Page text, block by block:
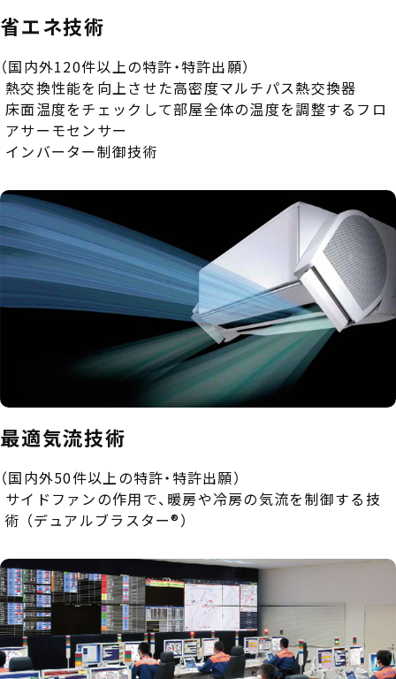
電子公告
採用
情報セキュリティ
広告宣伝・スポンサー
イベント
キャンペーン
プレゼント企画
カムバック採用
選考プロセス
よくあるご質問
勤務条件
省エネ技術
（国内外120件以上の特許・特許出願）
熱交換性能を向上させた高密度マルチパス熱交換器
床面温度をチェックして部屋全体の温度を調整するフロ
アサーモセンサー
インバーター制御技術
最適気流技術
（国内外50件以上の特許・特許出願）
サイドファンの作用で、暖房や冷房の気流を制御する技
術 （デュアルブラスター®）